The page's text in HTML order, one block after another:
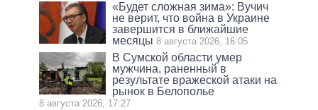
«Будет сложная зима»: Вучич
не верит, что война в Украине
завершится в ближайшие
месяцы 8 августа 2026, 16:05
В Сумской области умер
мужчина, раненный в
результате вражеской атаки на
рынок в Белополье
8 августа 2026, 17:27